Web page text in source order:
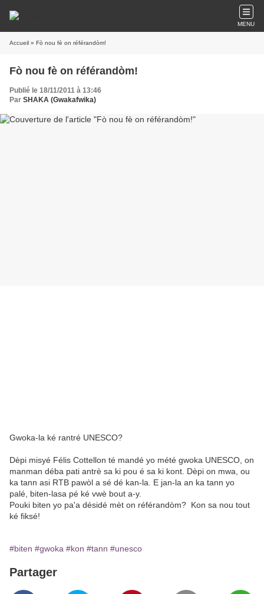
MENU
Accueil » Fò nou fè on référandòm!
Fò nou fè on référandòm!
Publié le 18/11/2011 à 13:46
Par SHAKA (Gwakafwika)
Gwoka-la ké rantré UNESCO?
Dèpi misyé Félis Cottellon té mandé yo mété gwoka UNESCO, on
manman déba pati antrè sa ki pou é sa ki kont. Dèpi on mwa, ou
ka tann asi RTB pawòl a sé dé kan-la. E jan-la an ka tann yo
palé, biten-lasa pé ké vwè bout a-y.
Pouki biten yo pa'a désidé mèt on référandòm? Kon sa nou tout
ké fiksé!
#biten #gwoka #kon #tann #unesco
Partager